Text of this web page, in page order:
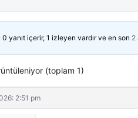
0 yanıt içerir, 1 izleyen vardır ve en son 2
(toplam 1)
2:51 pm